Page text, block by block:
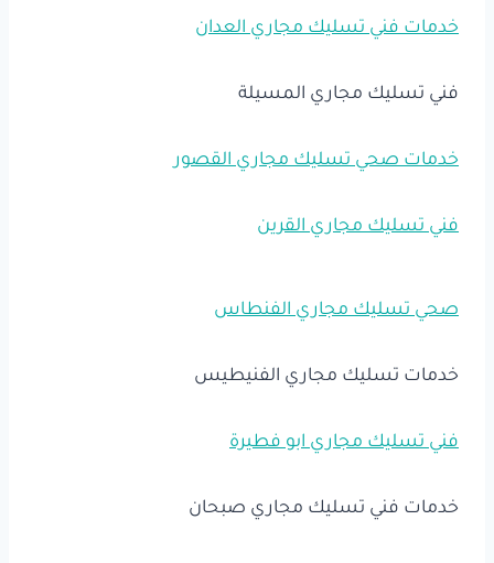
خدمات فني تسليك مجاري العدان
فني تسليك مجاري المسيلة
خدمات صحي تسليك مجاري القصور
فني تسليك مجاري القرين
صحي تسليك مجاري الفنطاس
خدمات تسليك مجاري الفنيطيس
فني تسليك مجاري ابو فطيرة
خدمات فني تسليك مجاري صبحان